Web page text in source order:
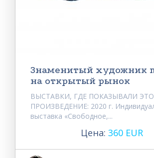
Знаменитый художник
на открытый рынок
ВЫСТАВКИ, ГДЕ ПОКАЗЫВАЛИ ЭТО
ПРОИЗВЕДЕНИЕ: 2020 г.
выставка «Свободное,...
Цена: 360 EUR